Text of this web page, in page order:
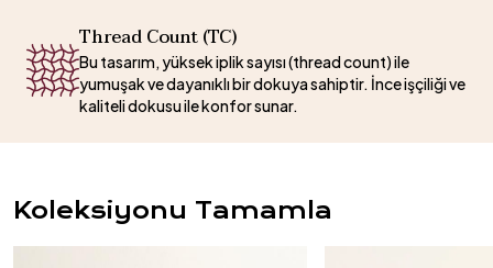
Thread Count (TC)
Bu tasarım, yüksek iplik sayısı (thread count) ile
yumuşak ve dayanıklı bir dokuya sahiptir. İnce işçiliği ve
kaliteli dokusu ile konfor sunar.
Koleksiyonu Tamamla